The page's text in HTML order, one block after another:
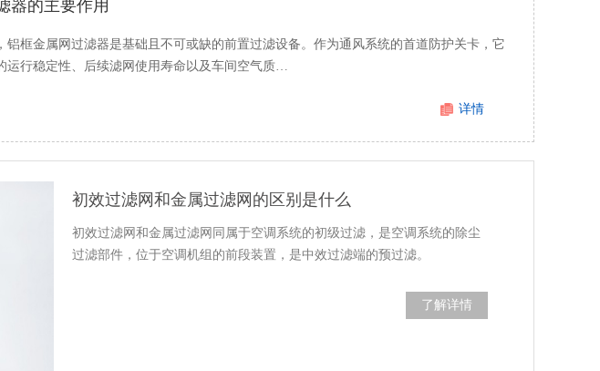
器的主要作用
框金属网过滤器是基础且不可或缺的前置过滤设备。作为通风系统的首道防护关卡，它
运行稳定性、后续滤网使用寿命以及车间空气质…
详情
初效过滤网和金属过滤网的区别是什么
初效过滤网和金属过滤网同属于空调系统的初级过滤，是空调系统的除尘
过滤部件，位于空调机组的前段装置，是中效过滤端的预过滤。
了解详情